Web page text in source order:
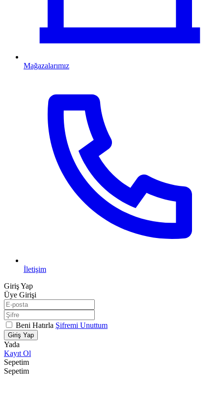
Mağazalarımız
İletişim
Giriş Yap
Üye Girişi
Beni Hatırla Şifremi Unuttum
Giriş Yap
Yada
Kayıt Ol
Sepetim
Sepetim